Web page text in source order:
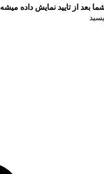
بعد از تایید نمایش داده میشه